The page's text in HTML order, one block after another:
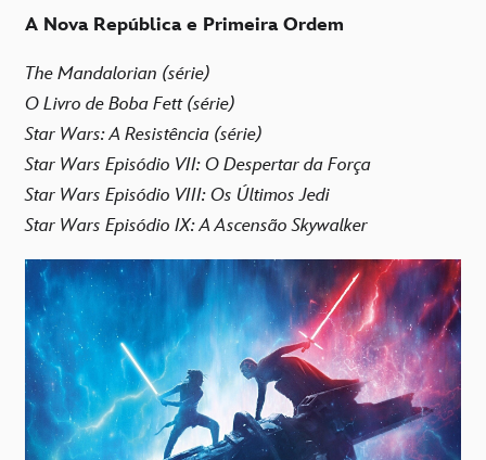
A Nova República e Primeira Ordem
The Mandalorian (série)
O Livro de Boba Fett (série)
Star Wars: A Resistência (série)
Star Wars Episódio VII: O Despertar da Força
Star Wars Episódio VIII: Os Últimos Jedi
Star Wars Episódio IX: A Ascensão Skywalker